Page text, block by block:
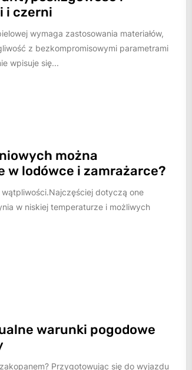
i czerni
wymaga zastosowania materiałów,
z bezkompromisowymi parametrami
wpisuje się...
można
w lodówce i zamrażarce?
wątpliwości.Najczęściej dotyczą one
w niskiej temperaturze i możliwych
warunki pogodowe
Przygotowując się do wyjazdu